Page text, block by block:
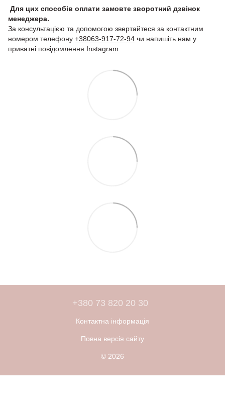
Для цих способів оплати замовте зворотний дзвінок
менеджера.
За консультацією та допомогою звертайтеся за контактним
номером телефону +38063-917-72-94 чи напишіть нам у
приватні повідомлення Instagram
+380 73 820 20 30
Контактна інформація
Повна версія сайту
© 2026